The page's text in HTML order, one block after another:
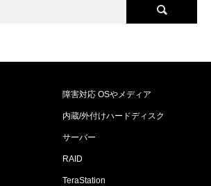
障害対応 OSやメディア
内蔵/外付けハードディスク
サーバー
RAID
TeraStation